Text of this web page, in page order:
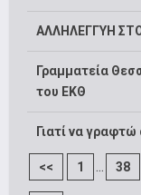
ΑΛΛΗΛΕΓΓΥΗ
Γραμματεία
του ΕΚΘ
Γιατί να
<< 1 ... 38